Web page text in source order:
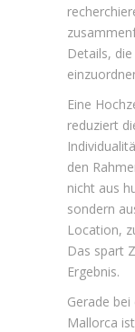
Details,
Eine
reduziert
den
nicht aus
sondern
Location,
Das spart
Ergebnis.
Gerade
Mallorca